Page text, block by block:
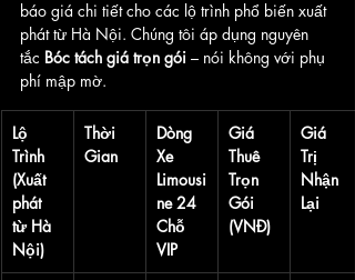
báo giá chi tiết cho các lộ trình phổ biến xuất
phát từ Hà Nội. Chúng tôi áp dụng nguyên
tắc Bóc tách giá trọn gói – nói không với phụ
phí mập mờ.
Lộ
Trình
(Xuất
phát
từ Hà
Nội)
Thời
Gian
Dòng
Xe
Limousi
ne 24
Chỗ
VIP
Giá
Thuê
Trọn
Gói
(VNĐ)
Giá
Trị
Nhận
Lại